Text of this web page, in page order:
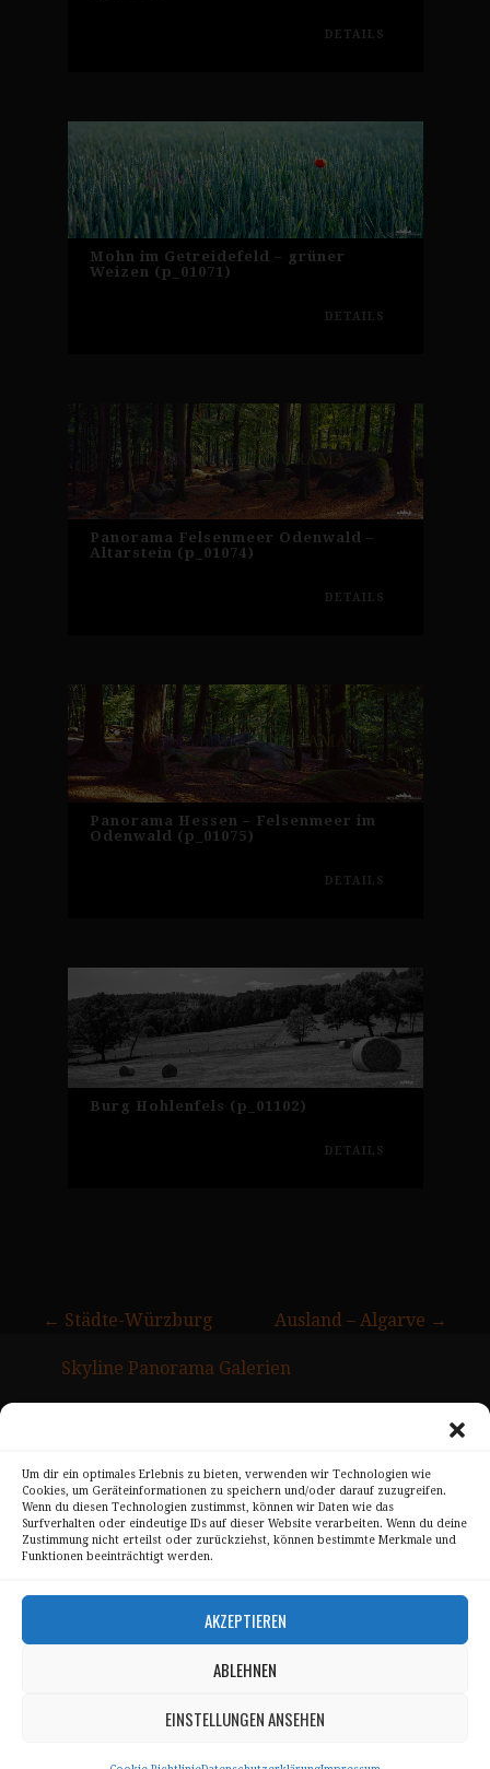
Um dir ein optimales Erlebnis zu bieten, verwenden wir Technologien wie
Cookies, um Geräteinformationen zu speichern und/oder darauf zuzugreifen.
Wenn du diesen Technologien zustimmst, können wir Daten wie das
Surfverhalten oder eindeutige IDs auf dieser Website verarbeiten. Wenn du deine
Zustimmung nicht erteilst oder zurückziehst, können bestimmte Merkmale und
Funktionen beeinträchtigt werden.
AKZEPTIEREN
ABLEHNEN
EINSTELLUNGEN ANSEHEN
DETAILS
Mohn im Getreidefeld – grüner
Weizen (p_01071)
DETAILS
Panorama Felsenmeer Odenwald –
Altarstein (p_01074)
DETAILS
Panorama Hessen – Felsenmeer im
Odenwald (p_01075)
DETAILS
Burg Hohlenfels (p_01102)
DETAILS
Beitragsnavigation
← Städte-Würzburg Ausland – Algarve →
Skyline Panorama Galerien
Kontakt
Alle Bilder unterliegen dem Urheberrecht von
Sebastian Trandafir
All pictures © 2008 – 2026 by